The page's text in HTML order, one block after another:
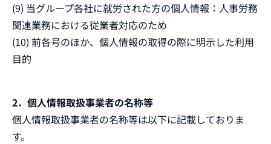
(9) 当グループ各社に就労された方の個人情報：人事労務
関連業務における従業者対応のため
(10) 前各号のほか、個人情報の取得の際に明示した利用
目的
2．個人情報取扱事業者の名称等
個人情報取扱事業者の名称等は以下に記載しておりま
す。